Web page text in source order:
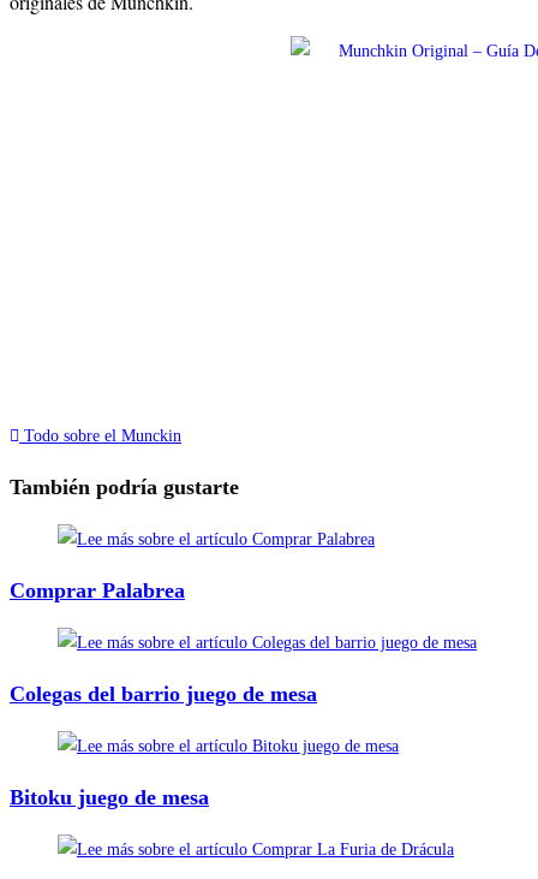
Todo sobre el Munckin
También podría gustarte
Comprar Palabrea
Colegas del barrio juego de mesa
Bitoku juego de mesa